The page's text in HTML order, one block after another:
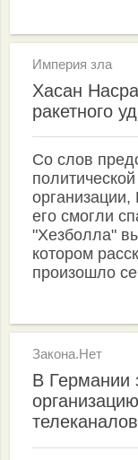
Империя зла
Хасан
ракетного
Со слов
его смогли
"Хезболла"
котором
произошло
Закона.Нет
В Германии